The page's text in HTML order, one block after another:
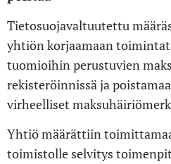
Tietosuojavaltuutettu
yhtiön korjaamaan
tuomioihin perustuvien
rekisteröinnissä ja
virheelliset
Yhtiö määrättiin
toimistolle selvitys